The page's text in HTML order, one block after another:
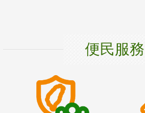
便民服務